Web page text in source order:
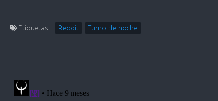
Etiquetas: Reddit Turno de noche